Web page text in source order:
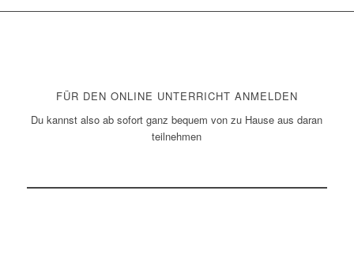
FÜR DEN ONLINE UNTERRICHT ANMELDEN
Du kannst also ab sofort ganz bequem von zu Hause aus daran
teilnehmen